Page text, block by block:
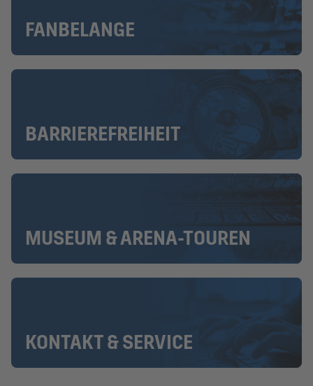
FANBELANGE
BARRIEREFREIHEIT
MUSEUM & ARENA-TOUREN
KONTAKT & SERVICE